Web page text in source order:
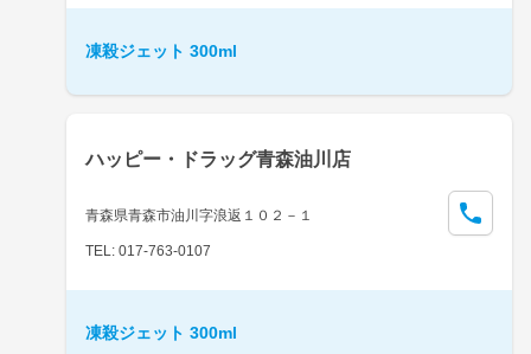
凍殺ジェット 300ml
ハッピー・ドラッグ青森油川店
青森県青森市油川字浪返１０２－１
TEL: 017-763-0107
凍殺ジェット 300ml